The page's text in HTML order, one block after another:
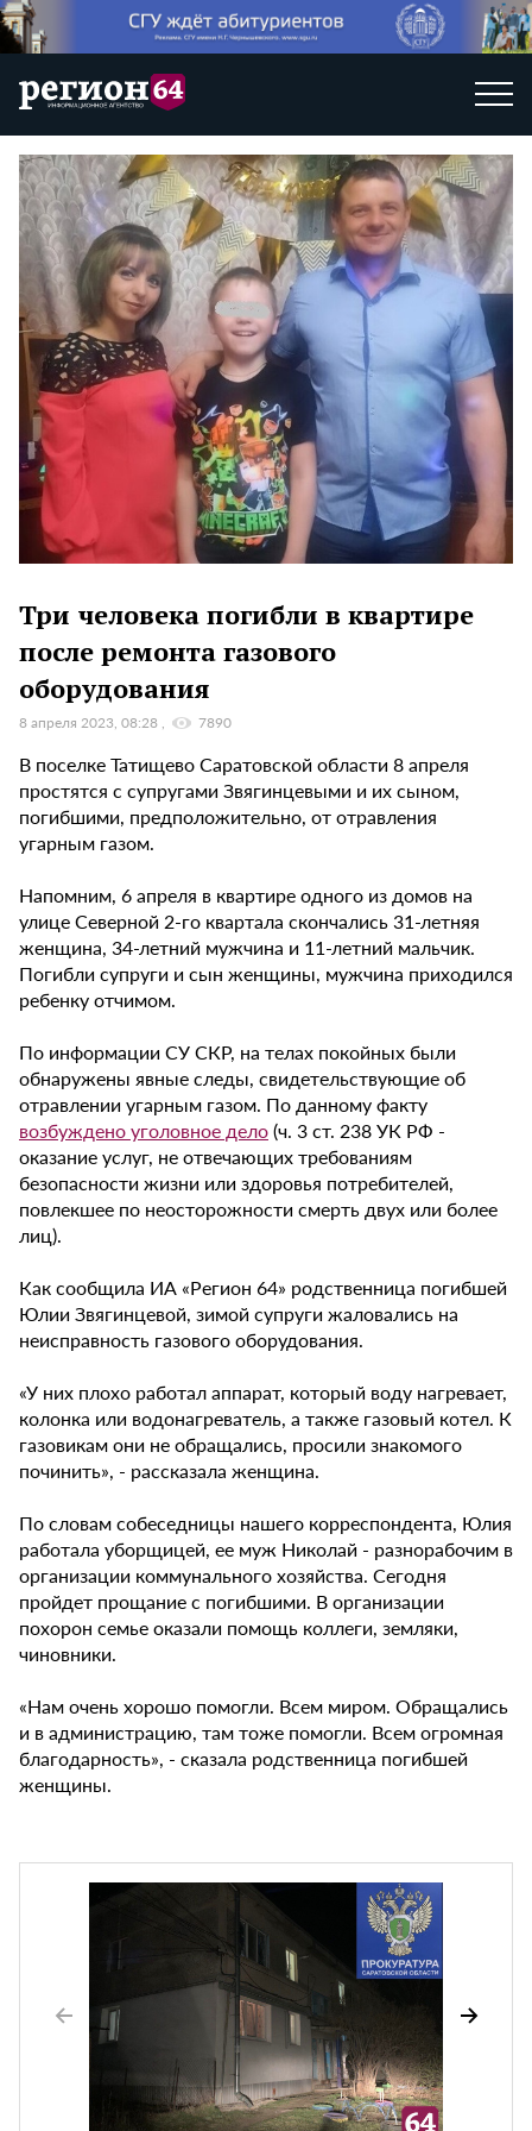
Три человека погибли в квартире
после ремонта газового
оборудования
8 апреля 2023, 08:28 7890
В поселке Татищево Саратовской области 8 апреля
простятся с супругами Звягинцевыми и их сыном,
погибшими, предположительно, от отравления
угарным газом.
Напомним, 6 апреля в квартире одного из домов на
улице Северной 2-го квартала скончались 31-летняя
женщина, 34-летний мужчина и 11-летний мальчик.
Погибли супруги и сын женщины, мужчина приходился
ребенку отчимом.
По информации СУ СКР, на телах покойных были
обнаружены явные следы, свидетельствующие об
отравлении угарным газом. По данному факту
возбуждено уголовное дело(ч. 3 ст. 238 УК РФ -
оказание услуг, не отвечающих требованиям
безопасности жизни или здоровья потребителей,
повлекшее по неосторожности смерть двух или более
лиц).
Как сообщила ИА «Регион 64» родственница погибшей
Юлии Звягинцевой, зимой супруги жаловались на
неисправность газового оборудования.
«У них плохо работал аппарат, который воду нагревает,
колонка или водонагреватель, а также газовый котел. К
газовикам они не обращались, просили знакомого
починить», - рассказала женщина.
По словам собеседницы нашего корреспондента, Юлия
работала уборщицей, ее муж Николай - разнорабочим в
организации коммунального хозяйства. Сегодня
пройдет прощание с погибшими. В организации
похорон семье оказали помощь коллеги, земляки,
чиновники.
«Нам очень хорошо помогли. Всем миром. Обращались
и в администрацию, там тоже помогли. Всем огромная
благодарность», - сказала родственница погибшей
женщины.